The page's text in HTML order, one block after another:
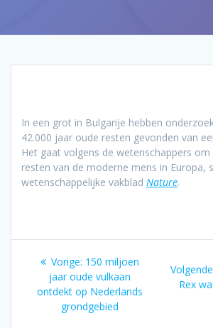
In een grot in Bulgarije hebben
42.000 jaar oude resten gevonden van
Het gaat volgens de wetenschappers
resten van de moderne mens in Europa,
wetenschappelijke vakblad Nature.
Bericht
navigatie
Vorige: Vorig
bericht:
150 miljoen
jaar oude vulkaan
ontdekt op Nederlands
grondgebied
Rex